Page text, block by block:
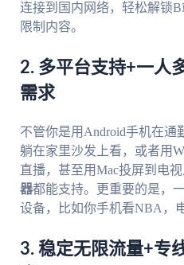
连接到国内网络，轻松解锁
限制内容。
2. 多平台支持+一人
需求
不管你是用Android手机在通
躺在家里沙发上看，或者用
直播，甚至用Mac投屏到电
器都能支持。更重要的是，
设备，比如你手机看NBA，
3. 稳定无限流量+专